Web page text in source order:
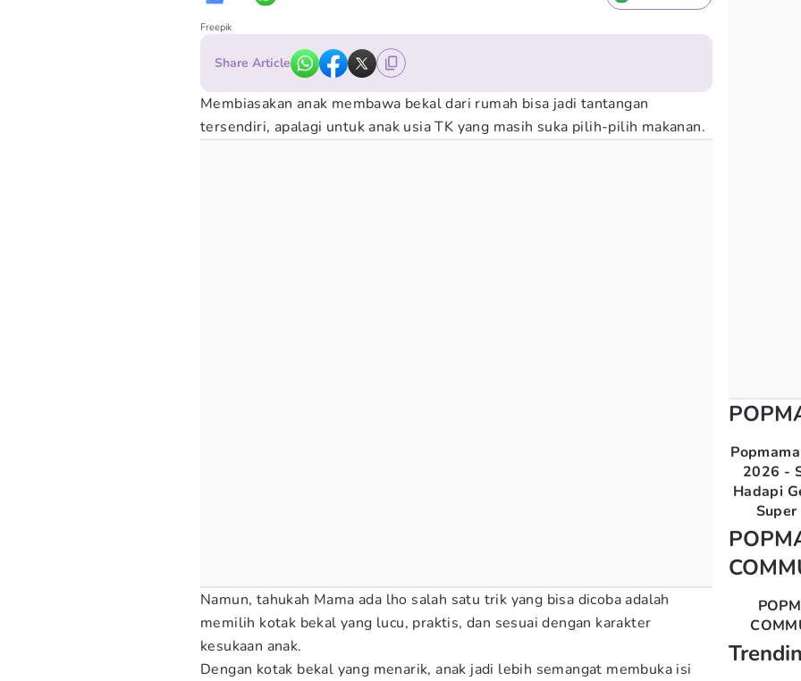
Freepik
Share Article
Membiasakan anak membawa bekal dari rumah bisa jadi tantangan
tersendiri, apalagi untuk anak usia TK yang masih suka pilih-pilih makanan.
Namun, tahukah Mama ada lho salah satu trik yang bisa dicoba adalah
memilih kotak bekal yang lucu, praktis, dan sesuai dengan karakter
kesukaan anak.
Dengan kotak bekal yang menarik, anak jadi lebih semangat membuka isi
2026 -
Hadapi